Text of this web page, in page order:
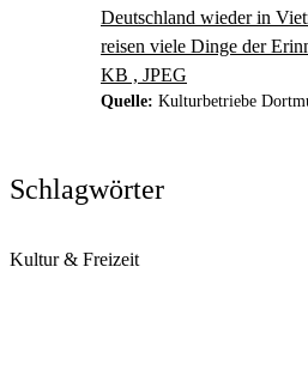
Deutschland wieder in
reisen viele Dinge der
KB , JPEG
Quelle: Kulturbetriebe
Schlagwörter
Kultur & Freizeit